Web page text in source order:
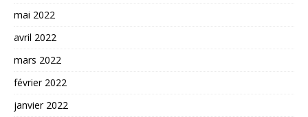
mai 2022
avril 2022
mars 2022
février 2022
janvier 2022